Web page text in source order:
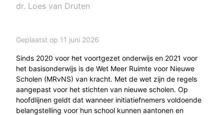
dr. Loes van Druten
Geplaatst op 11 juni 2026
Sinds 2020 voor het voortgezet onderwijs en 2021 voor
het basisonderwijs is de Wet Meer Ruimte voor Nieuwe
Scholen (MRvNS) van kracht. Met de wet zijn de regels
aangepast voor het stichten van nieuwe scholen. Op
hoofdlijnen geldt dat wanneer initiatiefnemers voldoende
belangstelling voor hun school kunnen aantonen en